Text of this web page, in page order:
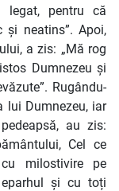
legat, pentru că
și neatins”. Apoi,
a zis: „Mă rog
Dumnezeu și
Rugându-
lui Dumnezeu, iar
au zis:
Cel ce
milostivire pe
și cu toți